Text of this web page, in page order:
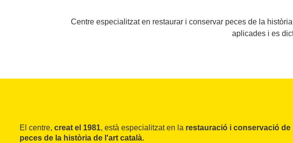
Centre especialitzat en restaurar i conservar peces de la
aplicades i es
El centre, creat el 1981, està especialitzat en la restauració i conservació de
peces de la història de l'art català.